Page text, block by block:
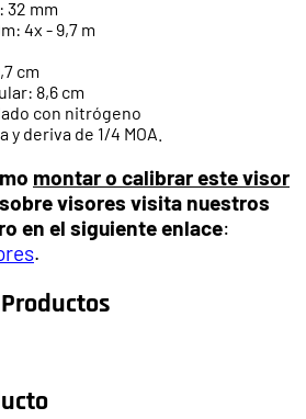
32 mm
4x - 9,7 m
cm
8,6 cm
con nitrógeno
deriva de 1/4 MOA.
montar o calibrar este visor
visores visita nuestros
en el siguiente enlace:
.